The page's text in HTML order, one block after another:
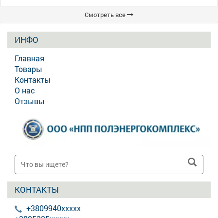
Смотреть все
ИНФО
Главная
Товары
Контакты
О нас
Отзывы
КОНТАКТЫ
+3809940xxxxx